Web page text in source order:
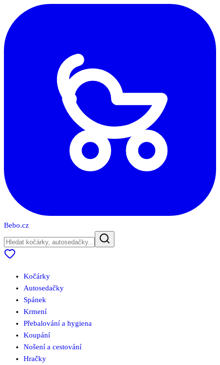
Bebo.cz
Kočárky
Autosedačky
Spánek
Krmení
Přebalování a hygiena
Koupání
Nošení a cestování
Hračky